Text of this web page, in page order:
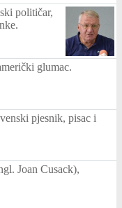
političar,
glumac.
pjesnik, pisac i
Joan Cusack),